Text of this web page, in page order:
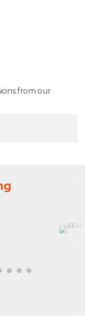
from our